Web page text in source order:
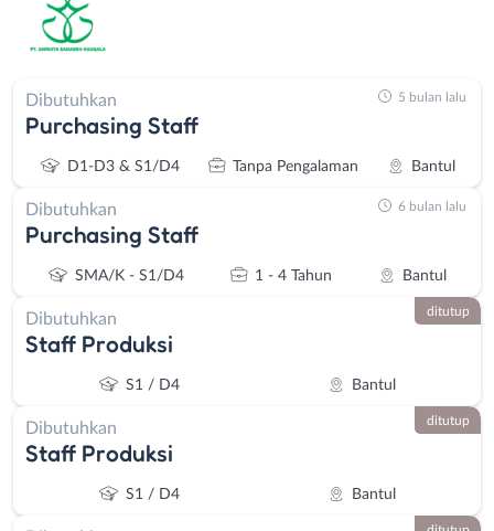
Dibutuhkan
Purchasing Staff
D1-D3 & S1/D4 Tanpa Pengalaman Bantul
5 bulan lalu
Dibutuhkan
Purchasing Staff
SMA/K - S1/D4 1 - 4 Tahun Bantul
6 bulan lalu
Dibutuhkan
Staff Produksi
S1 / D4 Bantul
ditutup
Dibutuhkan
Staff Produksi
S1 / D4 Bantul
ditutup